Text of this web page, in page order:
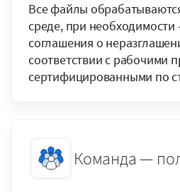
Все файлы
среде, при необходимости
соглашения о
соответствии с рабочими
сертифицированными по
Команда —